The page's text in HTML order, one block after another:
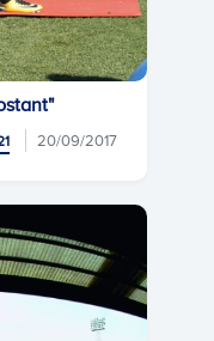
20/09/2017